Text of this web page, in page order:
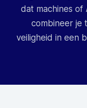
dat machines of
combineer je
veiligheid in een